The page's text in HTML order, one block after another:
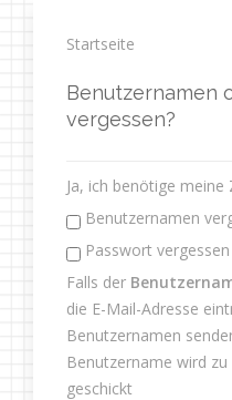
Startseite
Benutzernamen
vergessen?
Ja, ich benötige meine
Benutzernamen
Passwort vergessen
Falls der
die E-Mail-Adresse
Benutzernamen
Benutzername wird
geschickt